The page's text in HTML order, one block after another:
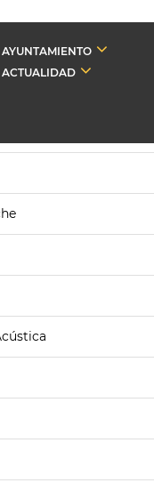
AYUNTAMIENTO
ACTUALIDAD